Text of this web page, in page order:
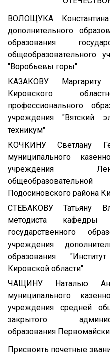
ВОЛОЩУКА
дополнительного
образования
общеобразовательного
"Воробьевы горы"
КАЗАКОВУ
Кировского
профессионального
учреждения "Вятский
техникум"
КОЧКИНУ Светлану
муниципального
учреждения
Подосиновского района
СТЕБАКОВУ Татьяну
методиста кафедры
государственного
учреждения
образования
Кировской области"
ЧАЩИНУ Наталью
муниципального
учреждения средней
закрытого
образования
Присвоить почетные